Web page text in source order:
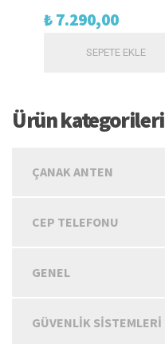
₺7.290,00
SEPETE EKLE
Ürün kategorileri
ÇANAK ANTEN
CEP TELEFONU
GENEL
GÜVENLIK SISTEMLERI